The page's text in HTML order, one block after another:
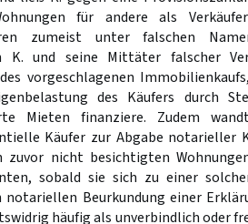
für andere als
zumeist unter falschen
K. und seine Mittäter falscher
vorgeschlagenen
des Käufers durch
Mieten finanziere. Zudem
Käufer zur Abgabe notarieller
nicht besichtigten
sobald sie sich zu einer
Beurkundung einer
häufig als unverbindlich oder